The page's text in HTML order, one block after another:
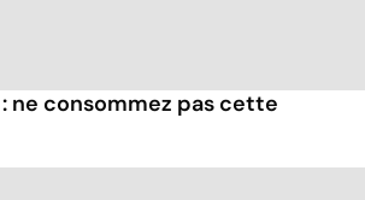
ne consommez pas cette